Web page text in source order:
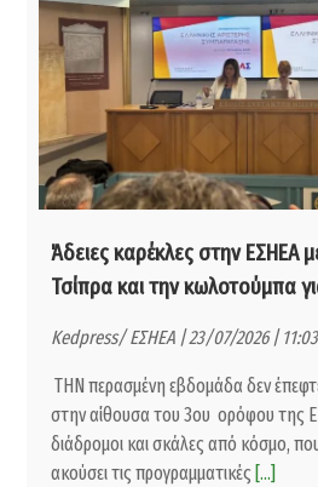
Άδειες καρέκλες στην ΕΣΗΕΑ
Τσίπρα και την κωλοτούμπα
Kedpress/ ΕΣΗΕΑ | 23/07/2026 | 11:03
ΤΗΝ περασμένη εβδομάδα δεν
στην αίθουσα του 3ου ορόφου της
διάδρομοι και σκάλες από κόσμο, που
ακούσει τις προγραμματικές [...]